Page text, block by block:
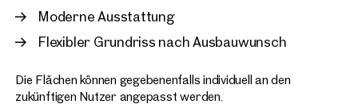
Moderne Ausstattung
Flexibler Grundriss nach Ausbauwunsch
Die Flächen können gegebenenfalls individuell an den
zukünftigen Nutzer angepasst werden.